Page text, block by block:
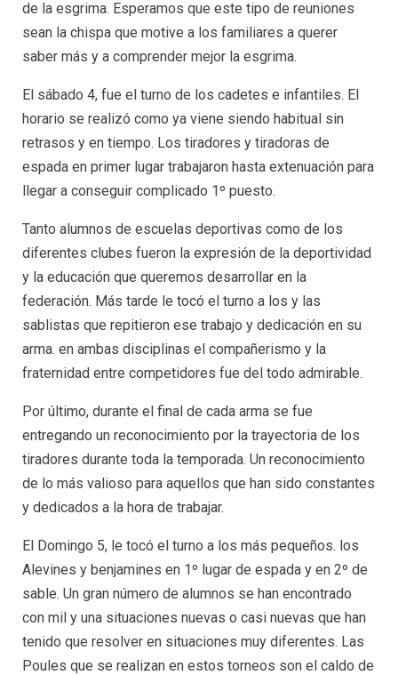
de la esgrima. Esperamos que este tipo de reuniones
sean la chispa que motive a los familiares a querer
saber más y a comprender mejor la esgrima.
El sábado 4, fue el turno de los cadetes e infantiles. El
horario se realizó como ya viene siendo habitual sin
retrasos y en tiempo. Los tiradores y tiradoras de
espada en primer lugar trabajaron hasta extenuación para
llegar a conseguir complicado 1º puesto.
Tanto alumnos de escuelas deportivas como de los
diferentes clubes fueron la expresión de la deportividad
y la educación que queremos desarrollar en la
federación. Más tarde le tocó el turno a los y las
sablistas que repitieron ese trabajo y dedicación en su
arma. en ambas disciplinas el compañerismo y la
fraternidad entre competidores fue del todo admirable.
Por último, durante el final de cada arma se fue
entregando un reconocimiento por la trayectoria de los
tiradores durante toda la temporada. Un reconocimiento
de lo más valioso para aquellos que han sido constantes
y dedicados a la hora de trabajar.
El Domingo 5, le tocó el turno a los más pequeños. los
Alevines y benjamines en 1º lugar de espada y en 2º de
sable. Un gran número de alumnos se han encontrado
con mil y una situaciones nuevas o casi nuevas que han
tenido que resolver en situaciones muy diferentes. Las
Poules que se realizan en estos torneos son el caldo de